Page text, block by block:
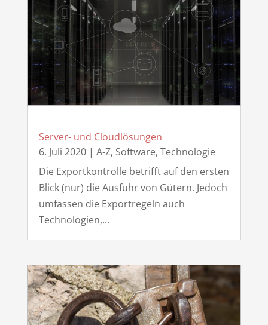
Server- und Cloudlösungen
6. Juli 2020| A-Z, Software, Technologie
Die Exportkontrolle betrifft auf den ersten
Blick (nur) die Ausfuhr von Gütern. Jedoch
umfassen die Exportregeln auch
Technologien,...